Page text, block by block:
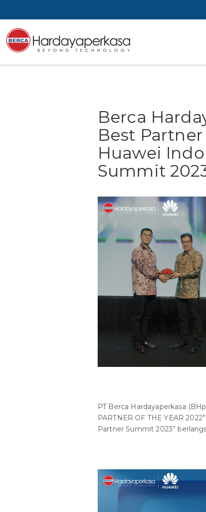
Berca
Best Partner
Huawei
Summit
PT Berca Hardayaperkasa
PARTNER OF THE YEAR
Partner Summit 2023”